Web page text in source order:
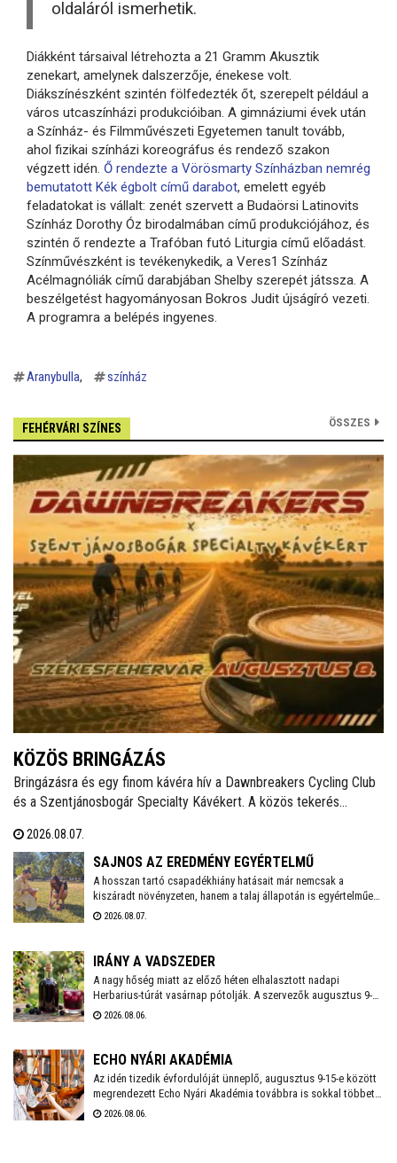
oldaláról ismerhetik.
Diákként társaival létrehozta a 21 Gramm Akusztik
zenekart, amelynek dalszerzője, énekese volt.
Diákszínészként szintén fölfedezték őt, szerepelt például a
város utcaszínházi produkcióiban. A gimnáziumi évek után
a Színház- és Filmművészeti Egyetemen tanult tovább,
ahol fizikai színházi koreográfus és rendező szakon
végzett idén. Ő rendezte a Vörösmarty Színházban nemrég
bemutatott Kék égbolt című darabot, emelett egyéb
feladatokat is vállalt: zenét szervett a Budaörsi Latinovits
Színház Dorothy Óz birodalmában című produkciójához, és
szintén ő rendezte a Trafóban futó Liturgia című előadást.
Színművészként is tevékenykedik, a Veres1 Színház
Acélmagnóliák című darabjában Shelby szerepét játssza. A
beszélgetést hagyományosan Bokros Judit újságíró vezeti.
A programra a belépés ingyenes.
Aranybulla színház
FEHÉRVÁRI SZÍNES ÖSSZES
KÖZÖS BRINGÁZÁS
Bringázásra és egy finom kávéra hív a Dawnbreakers Cycling Club
és a Szentjánosbogár Specialty Kávékert. A közös tekerés
utcai vendéglátóhelytől, az ingyenes programhoz bármilyen
kerékpárral lehet csatlakozni.
2026.08.07.
SAJNOS AZ EREDMÉNY EGYÉRTELMŰ
A hosszan tartó csapadékhiány hatásait már nemcsak a
kiszáradt növényzeten, hanem a talaj állapotán is egyértelműen
mérni lehet. A Városgondnokság szakemberei talajnedvesség-
jelenlegi helyzetről.
2026.08.07.
IRÁNY A VADSZEDER
A nagy hőség miatt az előző héten elhalasztott nadapi
Herbarius-túrát vasárnap pótolják. A szervezők augusztus 9-én
várnak mindenkit, aki szívesen csatlakozna a programhoz, hogy
Nadapról indul, a részvételhez ezúttal is előzetes
2026.08.06.
ECHO NYÁRI AKADÉMIA
Az idén tizedik évfordulóját ünneplő, augusztus 9-15-e között
megrendezett Echo Nyári Akadémia továbbra is sokkal többet
kínál, mint egy hagyományos zenei mesterkurzus. A családias
2026.08.06.